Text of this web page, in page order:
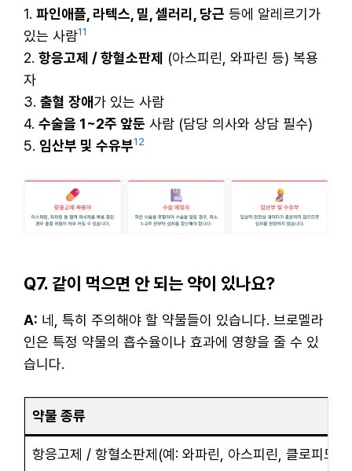
1. 파인애플, 라텍스, 밀, 셀러리, 당근 등에 알레르기가
있는 사람11
2. 항응고제 / 항혈소판제 (아스피린, 와파린 등) 복용
자
3. 출혈 장애가 있는 사람
4. 수술을 1~2주 앞둔 사람 (담당 의사와 상담 필수)
5. 임산부 및 수유부12
Q7. 같이 먹으면 안 되는 약이 있나요?
A: 네, 특히 주의해야 할 약물들이 있습니다. 브로멜라
인은 특정 약물의 흡수율이나 효과에 영향을 줄 수 있
습니다.
약물 종류
항응고제 / 항혈소판제(예: 와파린, 아스피린, 클로피도